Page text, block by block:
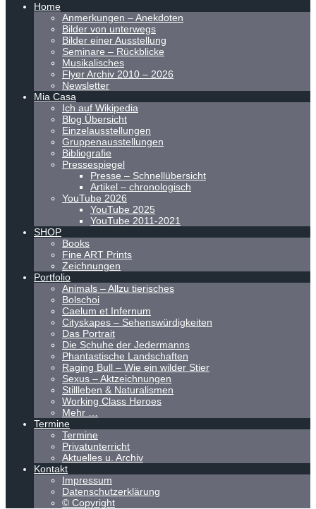
Home
Anmerkungen – Anekdoten
Bilder von unterwegs
Bilder einer Ausstellung
Seminare – Rückblicke
Musikalisches
Flyer Archiv 2010 – 2026
Newsletter
Mia Casa
Ich auf Wikipedia
Blog Übersicht
Einzelausstellungen
Gruppenausstellungen
Bibliografie
Pressespiegel
Presse – Schnellübersicht
Artikel – chronologisch
YouTube 2026
YouTube 2025
YouTube 2011-2021
SHOP
Books
Fine ART Prints
Zeichnungen
Portfolio
Animals – Allzu tierisches
Bolschoi
Caelum et Infernum
Cityskapes – Sehenswürdigkeiten
Das Portrait
Die Schuhe der Jedermanns
Phantastische Landschaften
Raging Bull – Wie ein wilder Stier
Sexus – Aktzeichnungen
Stillleben & Naturalismen
Working Class Heroes
Mehr …
Termine
Termine
Privatunterricht
Aktuelles u. Archiv
Kontakt
Impressum
Datenschutzerklärung
© Copyright